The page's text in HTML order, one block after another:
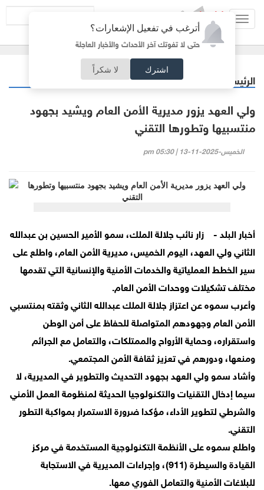
أترغب في تفعيل الإشعارات؟
حتى لا تفوتك آخر الأحداث والأخبار العاجلة
اشترك لا شكراً
الرئيسية
ولي العهد يزور مديرية الأمن العام ويشيد بجهود
منتسبيها وتطورها التقني
الخميس-2025-11-13 | 05:30 pm
أخبار البلد - زار نائب جلالة الملك، سمو الأمير الحسين بن عبدالله
الثاني ولي العهد، اليوم الخميس، مديرية الأمن العام، واطلع على
سير الخطط العملياتية والخدمات الأمنية والإنسانية التي تقدمها
مختلف تشكيلات ووحدات الأمن العام.
وأعرب سموه عن اعتزاز جلالة الملك عبدالله الثاني وثقته بمنتسبي
الأمن العام وجهودهم المتواصلة للحفاظ على أمن الوطن
واستقراره، وحماية الأرواح والممتلكات، والتعامل مع الجرائم
ومنعها، ودورهم في تعزيز ثقافة الأمن المجتمعي.
وأشاد سمو ولي العهد بجهود التحديث والتطوير في المديرية، لا
سيما إدخال التقنيات والتكنولوجيا الحديثة لمنظومة العمل الأمني
والشرطي لتطوير الأداء، مؤكدا ضرورة الاستمرار بمواكبة التطور
التقني.
واطلع سموه على الأنظمة التكنولوجية المستخدمة في مركز
القيادة والسيطرة (911)، وإجراءات المديرية في الاستجابة
للبلاغات الأمنية والتعامل الفوري معها.